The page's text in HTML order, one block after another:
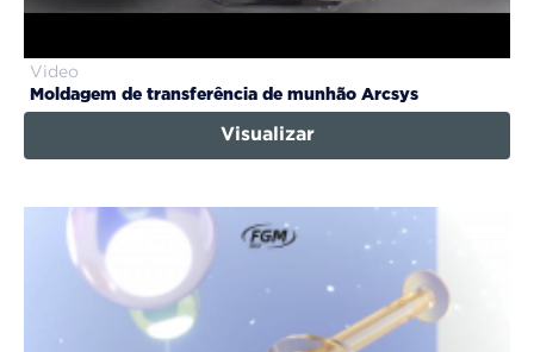
Video
Moldagem de transferência de munhão Arcsys
Visualizar